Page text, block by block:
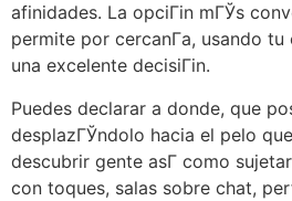
afinidades. La opciГіn mГЎs
permite por cercanГ­a, usando tu
una excelente decisiГіn.
Puedes declarar a donde, que
desplazГЎndolo hacia el pelo
descubrir gente asГ­ como
con toques, salas sobre chat,